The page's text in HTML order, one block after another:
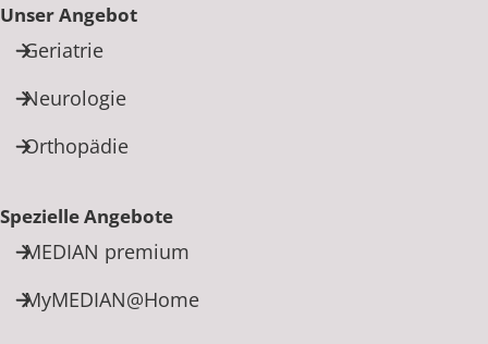
Unser Angebot
Geriatrie
Neurologie
Orthopädie
Spezielle Angebote
MEDIAN premium
MyMEDIAN@Home